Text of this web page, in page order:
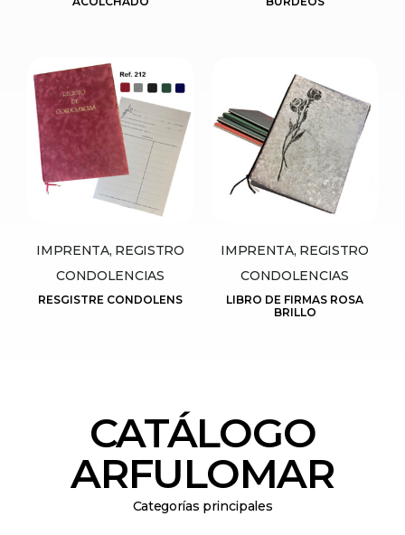
IMPRENTA, REGISTRO
CONDOLENCIAS
RESGISTRE CONDOLENS
IMPRENTA, REGISTRO
CONDOLENCIAS
LIBRO DE FIRMAS ROSA
BRILLO
CATÁLOGO
ARFULOMAR
Categorías principales